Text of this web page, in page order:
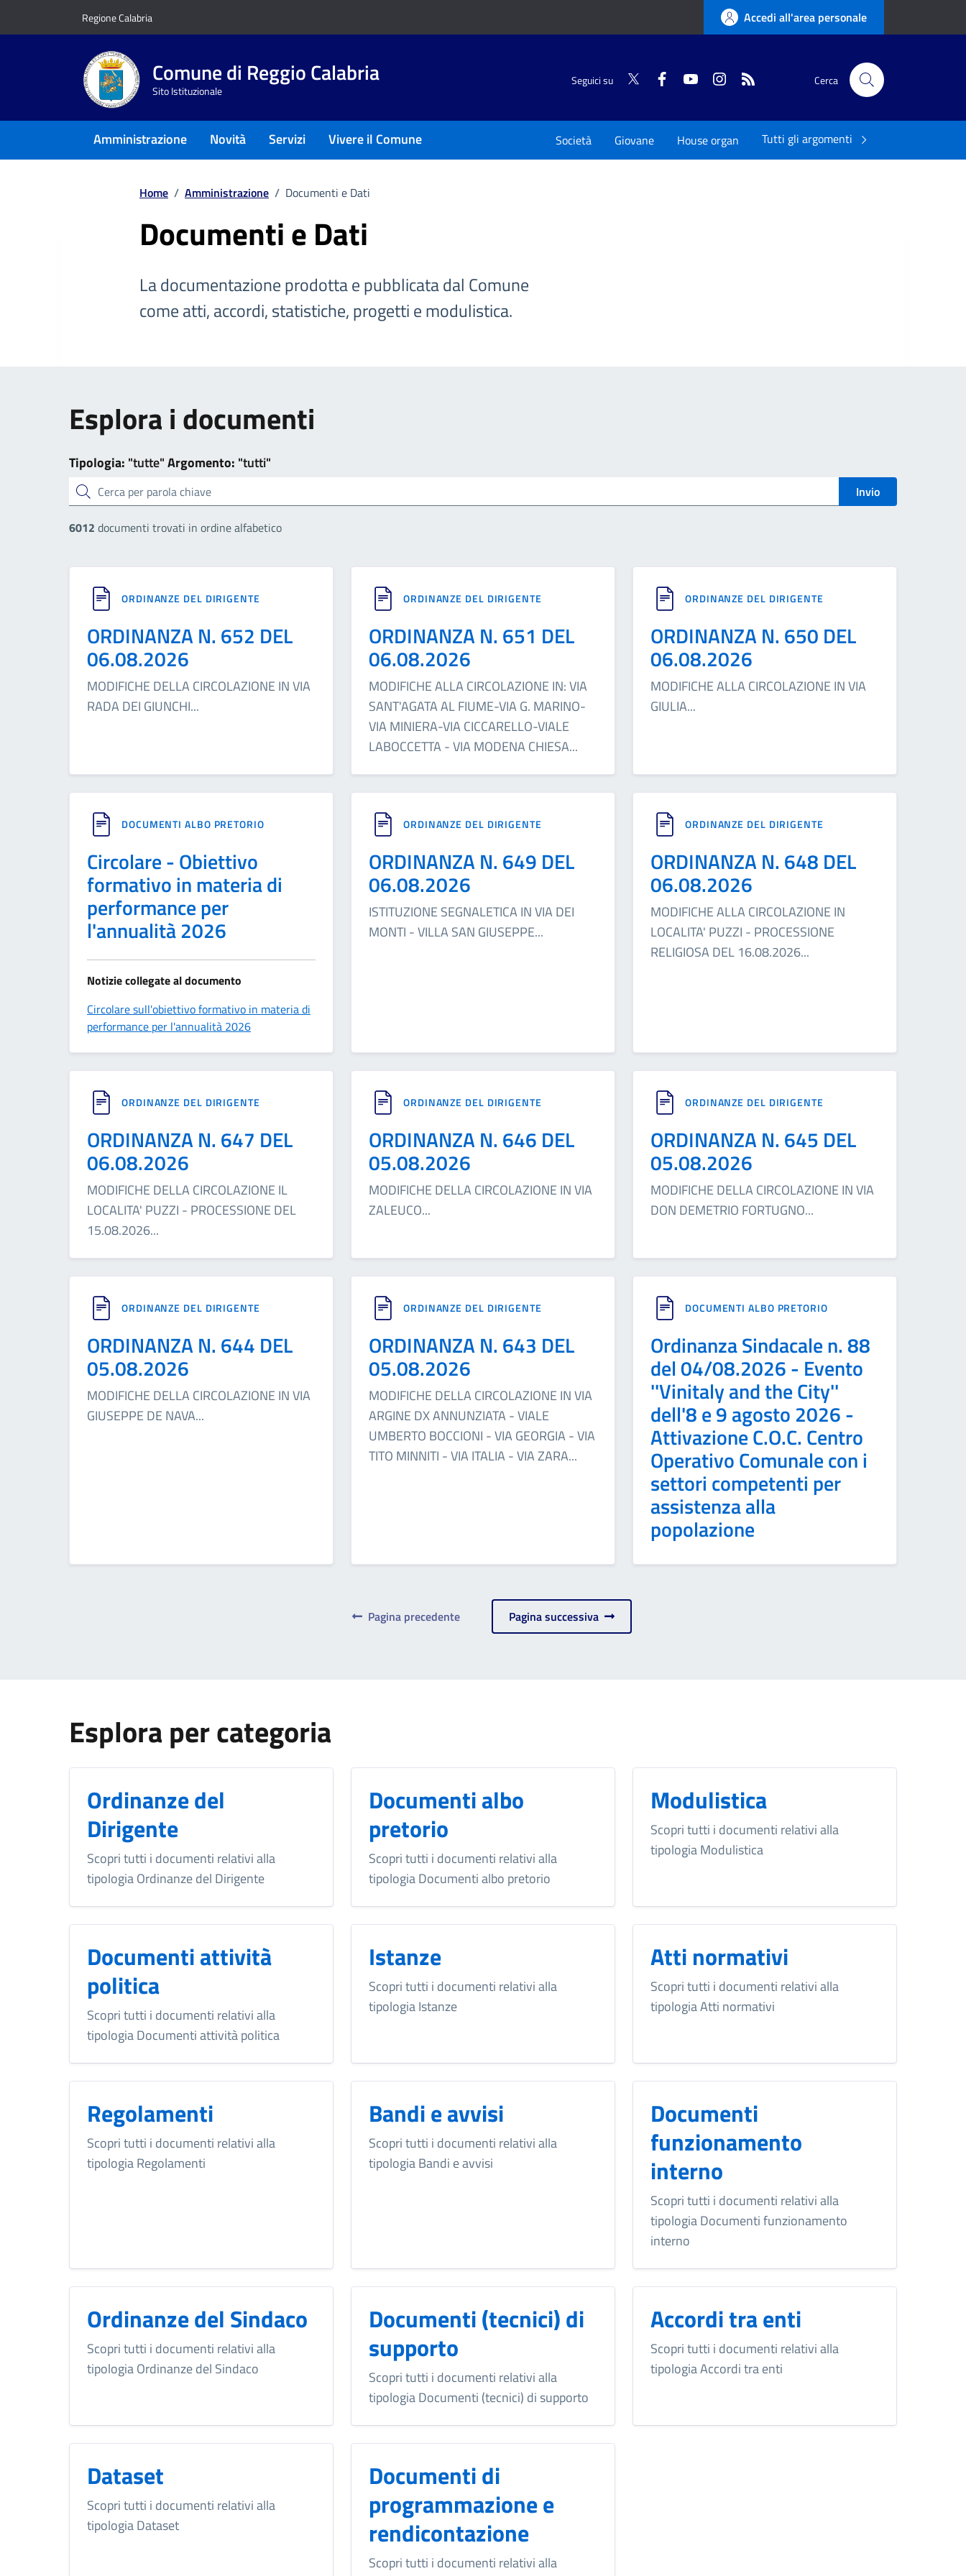
Regione Calabria Accedi all'area personale
Comune di Reggio Calabria
Sito Istituzionale
Seguici su Twitter FacebookYouTubeInstagram Cerca
Amministrazione Novità Servizi Vivere il Comune Società Giovane House organ Tutti gli argomenti
Home / Amministrazione / Documenti e Dati
Documenti e Dati
La documentazione prodotta e pubblicata dal Comune
come atti, accordi, statistiche, progetti e modulistica.
Esplora i documenti
Tipologia: "tutte"Argomento: "tutti"
cerca Invio
6012 documenti trovati in ordine alfabetico
ORDINANZE DEL DIRIGENTE
ORDINANZA N. 652 DEL
06.08.2026
MODIFICHE DELLA CIRCOLAZIONE IN VIA
RADA DEI GIUNCHI...
ORDINANZE DEL DIRIGENTE
ORDINANZA N. 651 DEL
06.08.2026
MODIFICHE ALLA CIRCOLAZIONE IN: VIA
SANT'AGATA AL FIUME-VIA G. MARINO-
VIA MINIERA-VIA CICCARELLO-VIALE
LABOCCETTA - VIA MODENA CHIESA...
ORDINANZE DEL DIRIGENTE
ORDINANZA N. 650 DEL
06.08.2026
MODIFICHE ALLA CIRCOLAZIONE IN VIA
GIULIA...
DOCUMENTI ALBO PRETORIO
Circolare - Obiettivo
formativo in materia di
performance per
l'annualità 2026
Notizie collegate al documento
Circolare sull'obiettivo formativo in materia di
performance per l'annualità 2026
ORDINANZE DEL DIRIGENTE
ORDINANZA N. 649 DEL
06.08.2026
ISTITUZIONE SEGNALETICA IN VIA DEI
MONTI - VILLA SAN GIUSEPPE...
ORDINANZE DEL DIRIGENTE
ORDINANZA N. 648 DEL
06.08.2026
MODIFICHE ALLA CIRCOLAZIONE IN
LOCALITA' PUZZI - PROCESSIONE
RELIGIOSA DEL 16.08.2026...
ORDINANZE DEL DIRIGENTE
ORDINANZA N. 647 DEL
06.08.2026
MODIFICHE DELLA CIRCOLAZIONE IL
LOCALITA' PUZZI - PROCESSIONE DEL
15.08.2026...
ORDINANZE DEL DIRIGENTE
ORDINANZA N. 646 DEL
05.08.2026
MODIFICHE DELLA CIRCOLAZIONE IN VIA
ZALEUCO...
ORDINANZE DEL DIRIGENTE
ORDINANZA N. 645 DEL
05.08.2026
MODIFICHE DELLA CIRCOLAZIONE IN VIA
DON DEMETRIO FORTUGNO...
ORDINANZE DEL DIRIGENTE
ORDINANZA N. 644 DEL
05.08.2026
MODIFICHE DELLA CIRCOLAZIONE IN VIA
GIUSEPPE DE NAVA...
ORDINANZE DEL DIRIGENTE
ORDINANZA N. 643 DEL
05.08.2026
MODIFICHE DELLA CIRCOLAZIONE IN VIA
ARGINE DX ANNUNZIATA - VIALE
UMBERTO BOCCIONI - VIA GEORGIA - VIA
TITO MINNITI - VIA ITALIA - VIA ZARA...
DOCUMENTI ALBO PRETORIO
Ordinanza Sindacale n. 88
del 04/08.2026 - Evento
''Vinitaly and the City''
dell'8 e 9 agosto 2026 -
Attivazione C.O.C. Centro
Operativo Comunale con i
settori competenti per
assistenza alla
popolazione
Pagina precedente Pagina successiva
Esplora per categoria
Ordinanze del
Dirigente
Scopri tutti i documenti relativi alla
tipologia Ordinanze del Dirigente
Documenti albo
pretorio
Scopri tutti i documenti relativi alla
tipologia Documenti albo pretorio
Modulistica
Scopri tutti i documenti relativi alla
tipologia Modulistica
Documenti attività
politica
Scopri tutti i documenti relativi alla
tipologia Documenti attività politica
Istanze
Scopri tutti i documenti relativi alla
tipologia Istanze
Atti normativi
Scopri tutti i documenti relativi alla
tipologia Atti normativi
Regolamenti
Scopri tutti i documenti relativi alla
tipologia Regolamenti
Bandi e avvisi
Scopri tutti i documenti relativi alla
tipologia Bandi e avvisi
Documenti
funzionamento
interno
Scopri tutti i documenti relativi alla
tipologia Documenti funzionamento
interno
Ordinanze del Sindaco
Scopri tutti i documenti relativi alla
tipologia Ordinanze del Sindaco
Documenti (tecnici) di
supporto
Scopri tutti i documenti relativi alla
tipologia Documenti (tecnici) di supporto
Accordi tra enti
Scopri tutti i documenti relativi alla
tipologia Accordi tra enti
Dataset
Scopri tutti i documenti relativi alla
tipologia Dataset
Documenti di
programmazione e
rendicontazione
Scopri tutti i documenti relativi alla